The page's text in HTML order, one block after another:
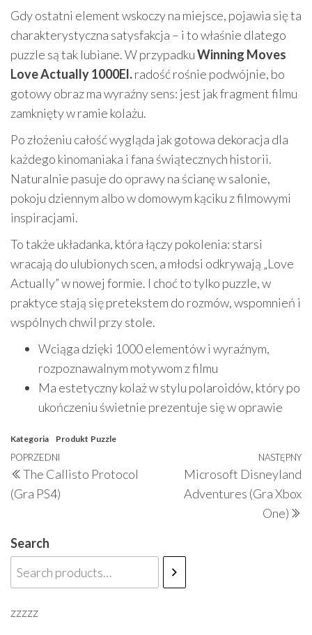
Gdy ostatni element wskoczy na miejsce, pojawia się ta
charakterystyczna satysfakcja – i to właśnie dlatego
puzzle są tak lubiane. W przypadkuWinning Moves
Love Actually 1000El.radość rośnie podwójnie, bo
gotowy obraz ma wyraźny sens: jest jak fragment filmu
zamknięty w ramie kolażu.
Po złożeniu całość wygląda jak gotowa dekoracja dla
każdego kinomaniaka i fana świątecznych historii.
Naturalnie pasuje do oprawy na ścianę w salonie,
pokoju dziennym albo w domowym kąciku z filmowymi
inspiracjami.
To także układanka, która łączy pokolenia: starsi
wracają do ulubionych scen, a młodsi odkrywają „Love
Actually” w nowej formie. I choć to tylko puzzle, w
praktyce stają się pretekstem do rozmów, wspomnień i
wspólnych chwil przy stole.
Wciąga dzięki 1000 elementów i wyraźnym,
rozpoznawalnym motywom z filmu
Ma estetyczny kolaż w stylu polaroidów, który po
ukończeniu świetnie prezentuje się w oprawie
Kategoria Produkt Puzzle
Nawigacja
wpisu
Poprzedni
wpis
POPRZEDNI
The Callisto Protocol
(Gra PS4)
NASTĘPNY
Microsoft Disneyland
Adventures (Gra Xbox
One)
Search
zzzzz